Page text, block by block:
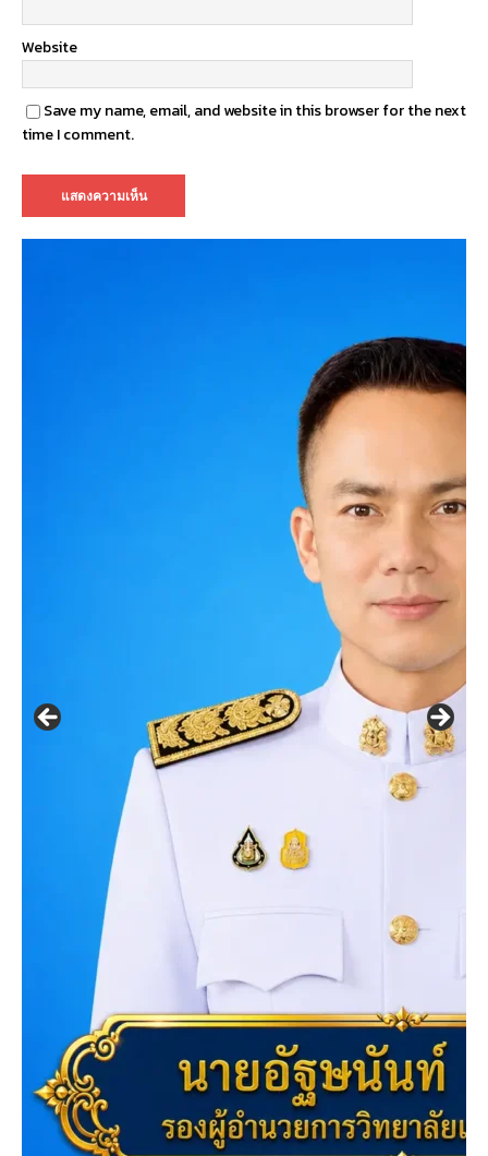
Website
Save my name, email, and website in this browser for the next
time I comment.